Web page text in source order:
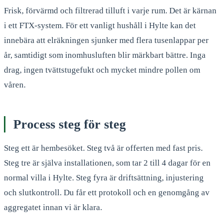
Frisk, förvärmd och filtrerad tilluft i varje rum. Det är kärnan
i ett FTX-system. För ett vanligt hushåll i Hylte kan det
innebära att elräkningen sjunker med flera tusenlappar per
år, samtidigt som inomhusluften blir märkbart bättre. Inga
drag, ingen tvättstugefukt och mycket mindre pollen om
våren.
Process steg för steg
Steg ett är hembesöket. Steg två är offerten med fast pris.
Steg tre är själva installationen, som tar 2 till 4 dagar för en
normal villa i Hylte. Steg fyra är driftsättning, injustering
och slutkontroll. Du får ett protokoll och en genomgång av
aggregatet innan vi är klara.